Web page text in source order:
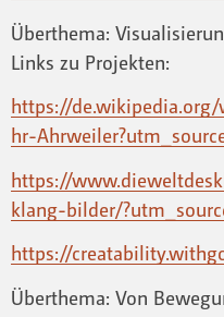
Überthema:
Links zu Projekten:
https://
hr-
https://
klang-bilder/
https://
Überthema: Von